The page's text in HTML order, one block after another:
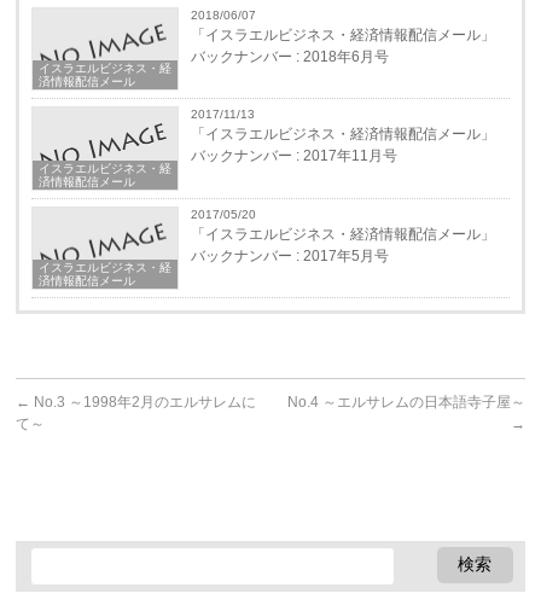
イスラエルビジネス・経
済情報配信メール
2018/06/07
「イスラエルビジネス・経済情報配信メール」
バックナンバー : 2018年6月号
イスラエルビジネス・経
済情報配信メール
2017/11/13
「イスラエルビジネス・経済情報配信メール」
バックナンバー : 2017年11月号
イスラエルビジネス・経
済情報配信メール
2017/05/20
「イスラエルビジネス・経済情報配信メール」
バックナンバー : 2017年5月号
← No.3 ～1998年2月のエルサレムに
て～
No.4 ～エルサレムの日本語寺子屋～
→